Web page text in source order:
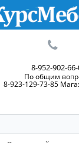
8-952-902-
По общим
8-923-129-73-85